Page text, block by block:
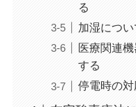
る
加湿につ
医療関連
する
停電時の対